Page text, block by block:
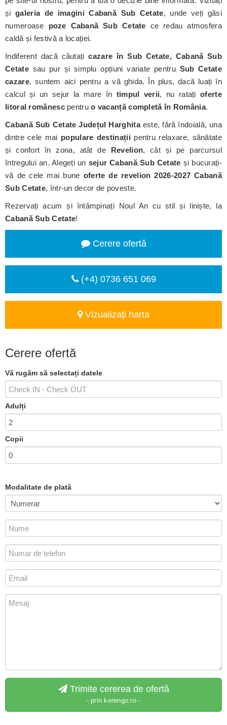
șigaleria de imagini Cabană Sub Cetate, unde veți găsi
numeroase poze Cabană Sub Cetate ce redau atmosfera
caldă și festivă a locației.
Indiferent dacă căutațicazare în Sub Cetate, Cabană Sub
Cetatesau pur și simplu opțiuni variate pentru Sub Cetate
cazare, suntem aici pentru a vă ghida. În plus, dacă luați în
calcul și un sejur la mare în timpul verii, nu ratațioferte
litoral românescpentruo vacanță completă în România.
Cabană Sub Cetate Județul Harghitaeste, fără îndoială, una
dintre cele mai populare destinații pentru relaxare, sănătate
și confort în zona, atât de
Revelion, cât și pe parcursul
întregului an. Alegeți un sejur Cabană Sub Cetate și bucurați-
vă de cele mai bune oferte de revelion 2026-2027 Cabană
Sub Cetate, într-un decor de poveste.
Rezervați acum și întâmpinați Noul An cu stil și liniște, la
Cabană Sub Cetate!
Cerere ofertă
(+4) 0736 651 069
Vizualizați harta
Cerere ofertă
Vă rugăm să selectați datele
Adulți
Copii
Modalitate de plată
Trimite cererea de ofertă
- prin kerengo.ro -